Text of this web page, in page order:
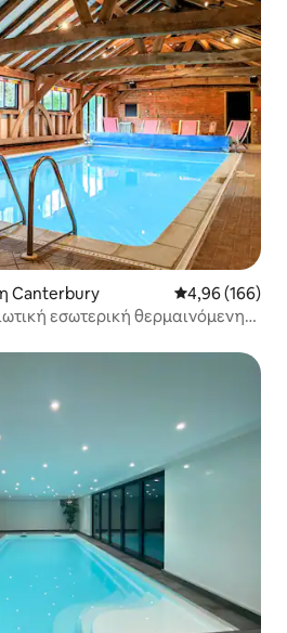
Canterbury Μέση
4,96 (166)
εσωτερική θερμαινόμενη